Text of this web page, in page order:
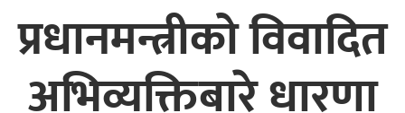
प्रधानमन्त्रीको विवादित